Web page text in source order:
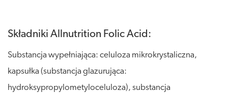
Składniki Allnutrition Folic Acid:
Substancja wypełniająca: celuloza mikrokrystaliczna,
kapsułka (substancja glazurująca:
hydroksypropylometyloceluloza), substancja